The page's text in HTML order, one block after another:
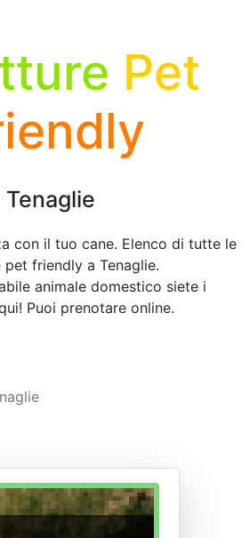
Pet
Tenaglie
con il tuo cane. Elenco di tutte le
friendly a Tenaglie.
animale domestico siete i
Puoi prenotare online.